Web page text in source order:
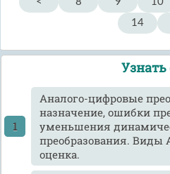
14
Аналого-цифровые
назначение, ошибки
уменьшения
преобразования. Виды
оценка.